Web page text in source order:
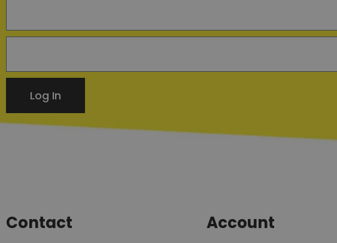
Log In
Contact Account